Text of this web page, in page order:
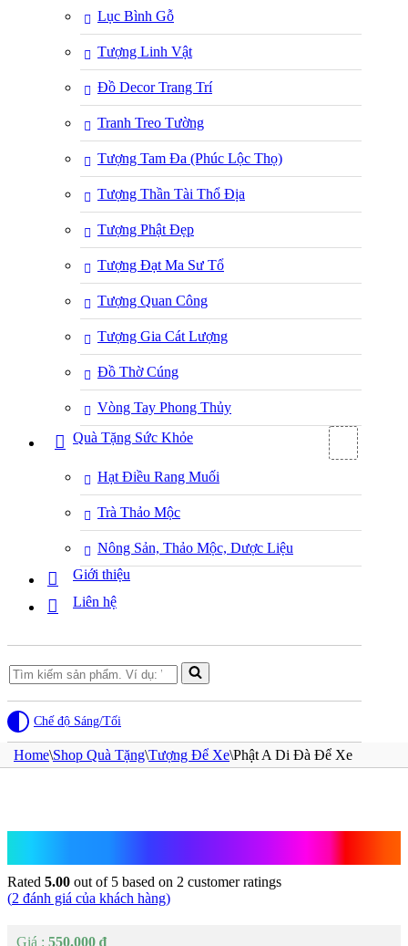
Lục Bình Gỗ
Tượng Linh Vật
Đồ Decor Trang Trí
Tranh Treo Tường
Tượng Tam Đa (Phúc Lộc Thọ)
Tượng Thần Tài Thổ Địa
Tượng Phật Đẹp
Tượng Đạt Ma Sư Tổ
Tượng Quan Công
Tượng Gia Cát Lượng
Đồ Thờ Cúng
Vòng Tay Phong Thủy
Quà Tặng Sức Khỏe
Hạt Điều Rang Muối
Trà Thảo Mộc
Nông Sản, Thảo Mộc, Dược Liệu
Giới thiệu
Liên hệ
Search
for...
Chế độ Sáng/Tối
Home\Shop Quà Tặng\Tượng Để Xe\Phật A Di Đà Để Xe
Rated 5.00 out of 5 based on 2 customer ratings
(2 đánh giá của khách hàng)
550.000 ₫